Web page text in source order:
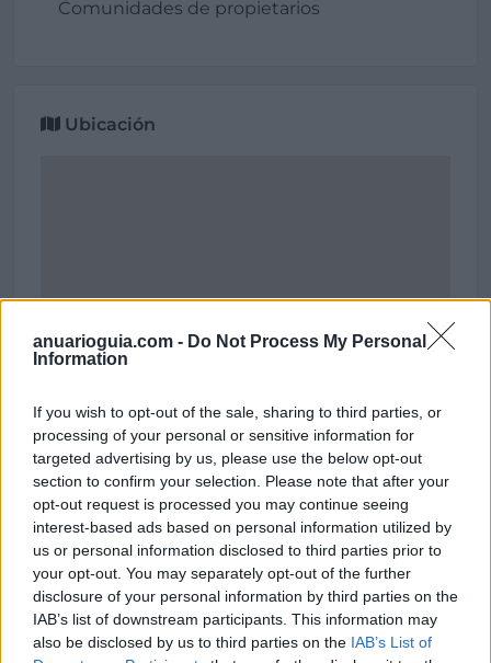
anuarioguia.com - Do Not Process My Personal
Information
If you wish to opt-out of the sale, sharing to third parties, or
processing of your personal or sensitive information for
targeted advertising by us, please use the below opt-out
section to confirm your selection. Please note that after your
opt-out request is processed you may continue seeing
interest-based ads based on personal information utilized by
us or personal information disclosed to third parties prior to
your opt-out. You may separately opt-out of the further
disclosure of your personal information by third parties on the
IAB’s list of downstream participants. This information may
also be disclosed by us to third parties on the IAB’s List of
Comunidades de propietarios
Ubicación
Administracion de Fincas Martín de Villodres
Calle Acera del Darro, 2 2º